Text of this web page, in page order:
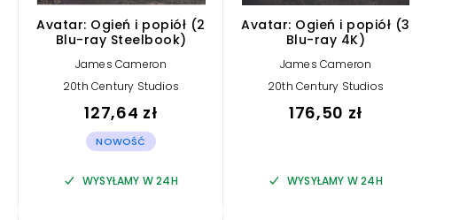
Avatar: Ogień i popiół (2
Blu-ray Steelbook)
James Cameron
20th Century Studios
127,64 zł
NOWOŚĆ
WYSYŁAMY W 24H
Avatar: Ogień i popiół (3
Blu-ray 4K)
James Cameron
20th Century Studios
176,50 zł
WYSYŁAMY W 24H